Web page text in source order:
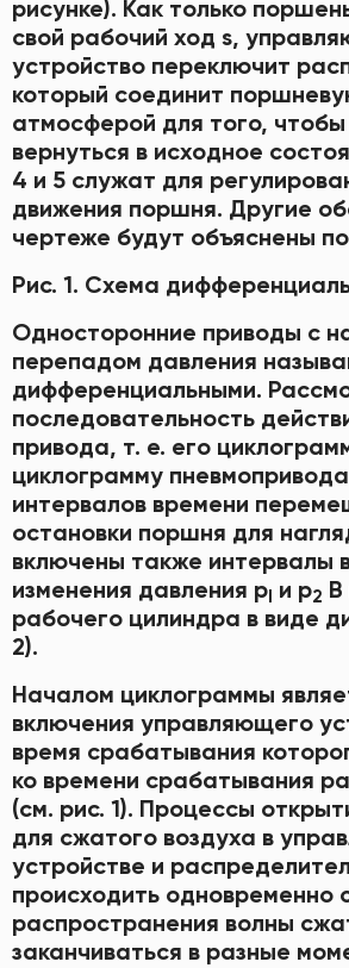
рисунке). Как только
свой рабочий ход s,
устройство переключит
который соединит
атмосферой для того,
вернуться в исходное
4 и 5 служат для
движения поршня. Другие
чертеже будут объяснены
Рис. 1. Схема
Односторонние приводы с
перепадом давления
дифференциальными.
последовательность
привода, т. е. его
циклограмму
интервалов времени
остановки поршня для
включены также интервалы
изменения давления рl и р2 В
рабочего цилиндра в виде
2).
Началом циклограммы
включения управляющего
время срабатывания
ко времени срабатывания
(см. рис. 1). Процессы
для сжатого воздуха в
устройстве и
происходить одновременно
распространения волны
заканчиваться в разные